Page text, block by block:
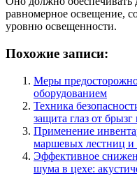
равномерное освещение,
уровню освещенности.
Похожие записи:
Меры
оборудованием
Техника
защита глаз от брызг
Применение
маршевых лестниц
Эффективное
шума в цехе: